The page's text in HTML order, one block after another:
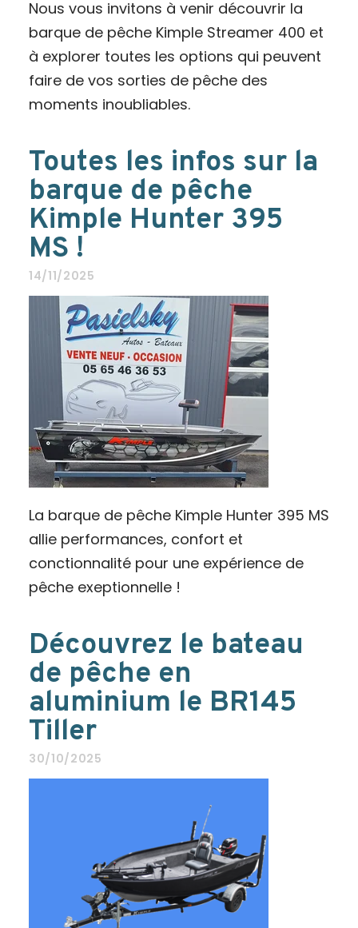
Nous vous invitons à venir découvrir la
barque de pêche Kimple Streamer 400 et
à explorer toutes les options qui peuvent
faire de vos sorties de pêche des
moments inoubliables.
Toutes les infos sur la
barque de pêche
Kimple Hunter 395
MS !
14/11/2025
La barque de pêche Kimple Hunter 395 MS
allie performances, confort et
conctionnalité pour une expérience de
pêche exeptionnelle !
Découvrez le bateau
de pêche en
aluminium le BR145
Tiller
30/10/2025